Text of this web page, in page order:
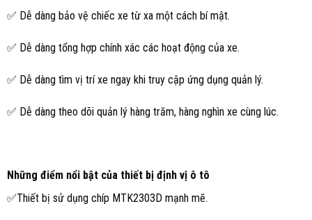
✅ Dễ dàng bảo vệ chiếc xe từ xa một cách bí mật.
✅ Dễ dàng tổng hợp chính xác các hoạt động của xe.
✅ Dễ dàng tìm vị trí xe ngay khi truy cập ứng dụng quản lý.
✅ Dễ dàng theo dõi quản lý hàng trăm, hàng nghìn xe cùng lúc.
Những điểm nổi bật của thiết bị định vị ô tô
✅Thiết bị sử dụng chíp MTK2303D mạnh mẽ.